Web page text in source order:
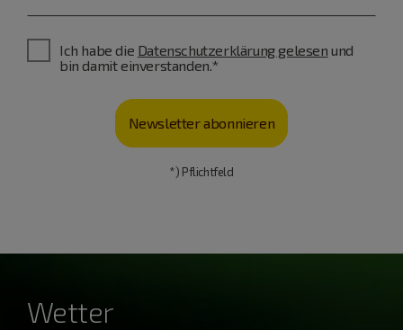
Ich habe die Datenschutzerklärung gelesen und
bin damit einverstanden.*
Newsletter abonnieren
*) Pflichtfeld
Wetter